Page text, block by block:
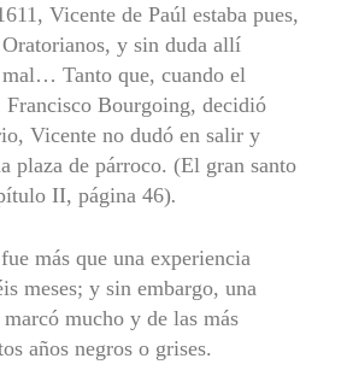
Vicente de Paúl estaba pues,
y sin duda allí
mal… Tanto que, cuando el
Bourgoing, decidió
Vicente no dudó en salir y
plaza de párroco. (El gran santo
II, página 46).
más que una experiencia
meses; y sin embargo, una
mucho y de las más
años negros o grises.